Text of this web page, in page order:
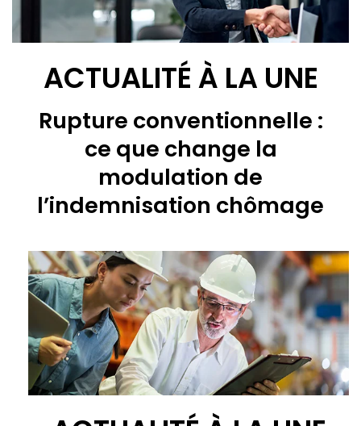
ACTUALITÉ À LA UNE
Rupture conventionnelle :
ce que change la
modulation de
l’indemnisation chômage